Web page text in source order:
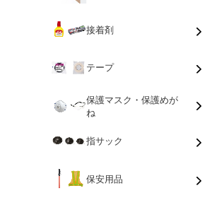
接着剤
テープ
保護マスク・保護めが
ね
指サック
保安用品